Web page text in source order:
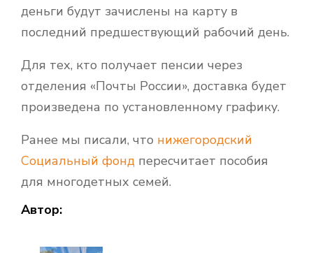
деньги будут зачислены на карту в
последний предшествующий рабочий день.
Для тех, кто получает пенсии через
отделения «Почты России», доставка будет
произведена по установленному графику.
Ранее мы писали, что нижегородский
Социальный фонд пересчитает пособия
для многодетных семей.
Автор: